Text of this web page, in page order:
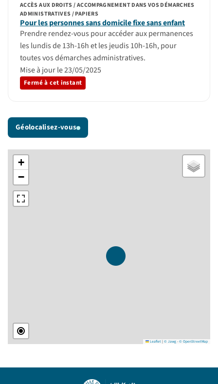
Pour les personnes sans domicile fixe sans enfant
ACCÈS AUX DROITS / ACCOMPAGNEMENT DANS VOS DÉMARCHES
ADMINISTRATIVES / PAPIERS
Prendre rendez-vous pour accéder aux permanences
les lundis de 13h-16h et les jeudis 10h-16h, pour
toutes vos démarches administratives.
Mise à jour le 23/05/2025
Fermé à cet instant
Géolocalisez-vous
+
−
Leaflet|© Jawg-© OpenStreetMap